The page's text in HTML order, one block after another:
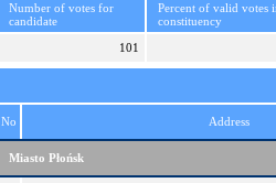
Number of votes for
candidate
Percent of valid votes
constituency
101
No Address
Miasto Płońsk